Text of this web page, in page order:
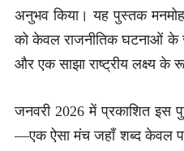
अनुभव किया। यह पुस्तक
को केवल राजनीतिक घटनाओं के
और एक साझा राष्ट्रीय लक्ष्य के
जनवरी 2026 में प्रकाशित इस
—एक ऐसा मंच जहाँ शब्द केवल